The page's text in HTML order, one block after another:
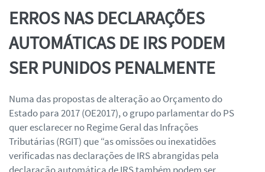
ERROS NAS DECLARAÇÕES
AUTOMÁTICAS DE IRS PODEM
SER PUNIDOS PENALMENTE
Numa das propostas de alteração ao Orçamento do
Estado para 2017 (OE2017), o grupo parlamentar do PS
quer esclarecer no Regime Geral das Infrações
Tributárias (RGIT) que “as omissões ou inexatidões
verificadas nas declarações de IRS abrangidas pela